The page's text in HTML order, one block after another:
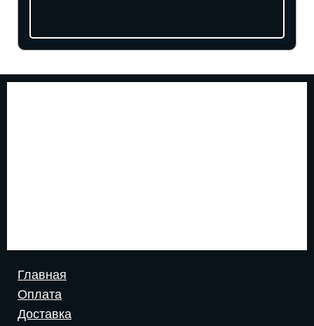
Главная
Оплата
Доставка